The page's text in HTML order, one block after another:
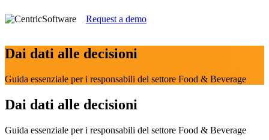
Request a demo
Dai dati alle decisioni
Guida essenziale per i responsabili del settore Food & Beverage
Dai dati alle decisioni
Guida essenziale per i responsabili del settore Food & Beverage